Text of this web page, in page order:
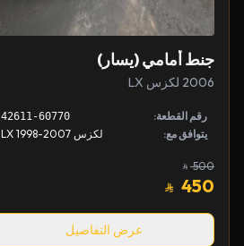
جنط أمامي (يسار)
2006 لكزس LX
رقم القطعة: 42611-60770
يتوافق مع: لكزس LX 1998-2007
500
450
عرض التفاصيل